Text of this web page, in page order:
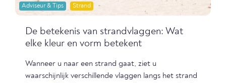
Adviseur & Tips Strand
De betekenis van strandvlaggen: Wat
elke kleur en vorm betekent
Wanneer u naar een strand gaat, ziet u
waarschijnlijk verschillende vlaggen langs het strand